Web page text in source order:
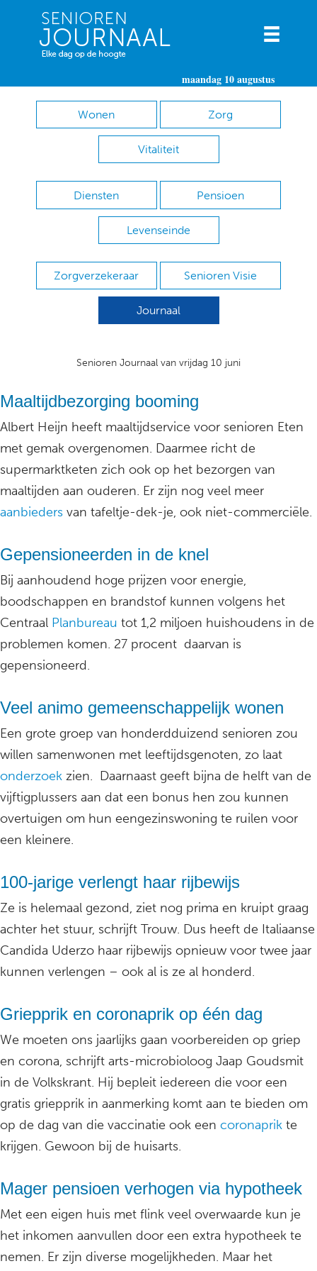
maandag 10 augustus
Wonen Zorg
Vitaliteit
Diensten Pensioen
Levenseinde
Zorgverzekeraar Senioren Visie
Journaal
Senioren Journaal van vrijdag 10 juni
Maaltijdbezorging booming
Albert Heijn heeft maaltijdservice voor senioren Eten
met gemak overgenomen. Daarmee richt de
supermarktketen zich ook op het bezorgen van
maaltijden aan ouderen. Er zijn nog veel meer
aanbieders van tafeltje-dek-je, ook niet-commerciële.
Gepensioneerden in de knel
Bij aanhoudend hoge prijzen voor energie,
boodschappen en brandstof kunnen volgens het
Centraal Planbureau tot 1,2 miljoen huishoudens in de
problemen komen. 27 procent daarvan is
gepensioneerd.
Veel animo gemeenschappelijk wonen
Een grote groep van honderdduizend senioren zou
willen samenwonen met leeftijdsgenoten, zo laat
onderzoek zien. Daarnaast geeft bijna de helft van de
vijftigplussers aan dat een bonus hen zou kunnen
overtuigen om hun eengezinswoning te ruilen voor
een kleinere.
100-jarige verlengt haar rijbewijs
Ze is helemaal gezond, ziet nog prima en kruipt graag
achter het stuur, schrijft Trouw. Dus heeft de Italiaanse
Candida Uderzo haar rijbewijs opnieuw voor twee jaar
kunnen verlengen – ook al is ze al honderd.
Griepprik en coronaprik op één dag
We moeten ons jaarlijks gaan voorbereiden op griep
en corona, schrijft arts-microbioloog Jaap Goudsmit
in de Volkskrant. Hij bepleit iedereen die voor een
gratis griepprik in aanmerking komt aan te bieden om
op de dag van die vaccinatie ook een coronaprik te
krijgen. Gewoon bij de huisarts.
Mager pensioen verhogen via hypotheek
Met een eigen huis met flink veel overwaarde kun je
het inkomen aanvullen door een extra hypotheek te
nemen. Er zijn diverse mogelijkheden. Maar het